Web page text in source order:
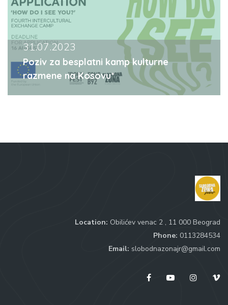
31.07.2023
Poziv za besplatni kamp kulturne
razmene na Kosovu*
Location: Obilićev venac 2 , 11 000 Beograd
Phone: 0113284534
Email: slobodnazonajr@gmail.com